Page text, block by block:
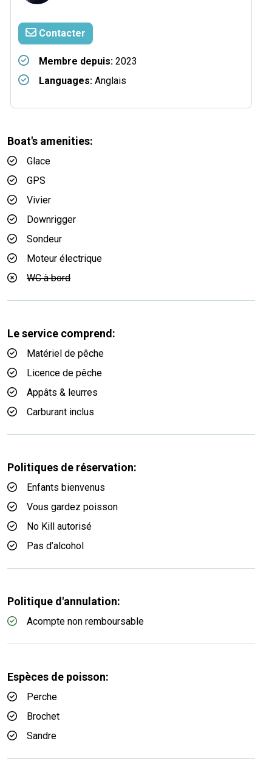
Contacter
Membre depuis: 2023
Languages: Anglais
Boat's amenities:
Glace
GPS
Vivier
Downrigger
Sondeur
Moteur électrique
WC à bord
Le service comprend:
Matériel de pêche
Licence de pêche
Appâts & leurres
Carburant inclus
Politiques de réservation:
Enfants bienvenus
Vous gardez poisson
No Kill autorisé
Pas d’alcohol
Politique d'annulation:
Acompte non remboursable
Espèces de poisson:
Perche
Brochet
Sandre